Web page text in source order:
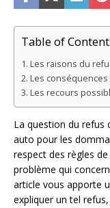
Table of
Les raisons du
Les conséquences
Les recours
La question du refus
auto pour les
respect des règles
problème qui
article vous apporte
expliquer un tel